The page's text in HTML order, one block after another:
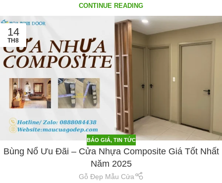
CONTINUE READING
14
TH8
BÁO GIÁ, TIN TỨC
Bùng Nổ Ưu Đãi – Cửa Nhựa Composite Giá Tốt Nhất
Năm 2025
Gỗ Đẹp Mẫu Cửa